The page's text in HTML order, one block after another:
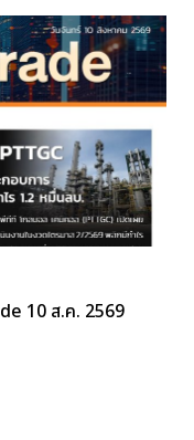
10 ส.ค. 2569